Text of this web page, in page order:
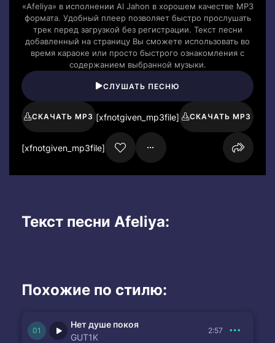
«Afeliya» в исполнении Al Jahon в хорошем качестве MP3
формата. Удобный плеер позволяет быстро прослушать
трек перед загрузкой без регистрации. Текст песни
добавленный на страницу Вы сможете использовать во
время караоке или просто быстрого ознакомления с
содержанием выбранной музыки.
СЛУШАТЬ ПЕСНЮ
СКАЧАТЬ MP3 [xfnotgiven_mp3file] СКАЧАТЬ MP3
[xfnotgiven_mp3file]
Текст песни Afeliya:
Похожие по стилю:
Нет душе покоя
GUT1K
2:57